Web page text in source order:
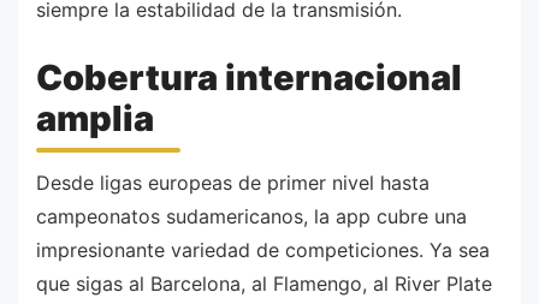
siempre la estabilidad de la transmisión.
Cobertura internacional
amplia
Desde ligas europeas de primer nivel hasta
campeonatos sudamericanos, la app cubre una
impresionante variedad de competiciones. Ya sea
que sigas al Barcelona, al Flamengo, al River Plate